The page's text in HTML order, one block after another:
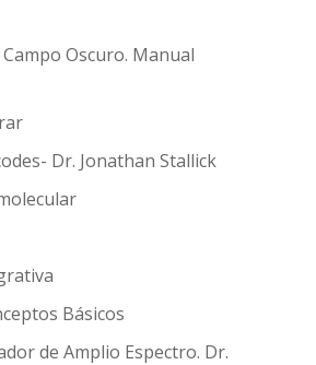
Oscuro. Manual
Dr. Jonathan Stallick
Básicos
de Amplio Espectro. Dr.